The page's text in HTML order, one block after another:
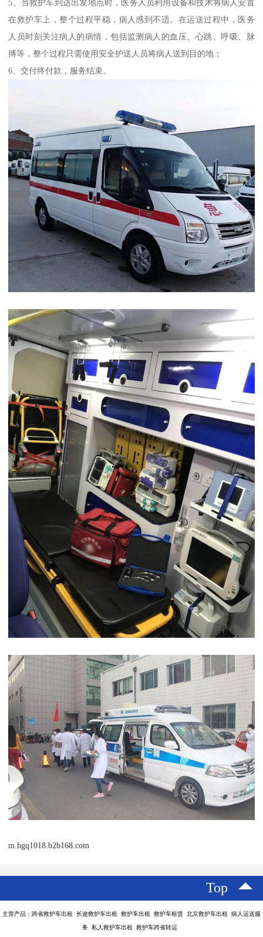
5、当救护车到达出发地点时，医务人员利用设备和技术将病人安置
在救护车上，整个过程平稳，病人感到不适。在运送过程中，医务
人员时刻关注病人的病情，包括监测病人的血压、心跳、呼吸、脉
搏等，整个过程只需使用安全护送人员将病人送到目的地；
6、交付终付款，服务结束。
m.hgq1018.b2b168.com
Top
主营产品：跨省救护车出租 长途救护车出租 救护车出租 救护车租赁 北京救护车出租 病人运送服
务 私人救护车出租 救护车跨省转运